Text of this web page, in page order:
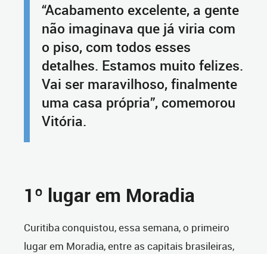
“Acabamento excelente, a gente
não imaginava que já viria com
o piso, com todos esses
detalhes. Estamos muito felizes.
Vai ser maravilhoso, finalmente
uma casa própria”, comemorou
Vitória.
1º lugar em Moradia
Curitiba conquistou, essa semana, o primeiro
lugar em Moradia, entre as capitais brasileiras,